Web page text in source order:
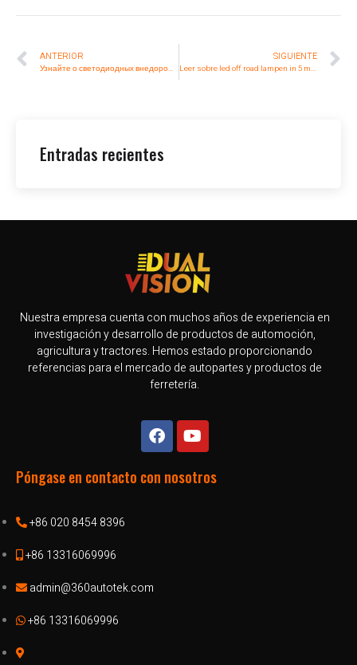
ANTERIOR
Узнайте о светодиодных внедорожных фонарях за 5 минут
SIGUIENTE
Leer sobre led off road lampen in 5 minuten
Entradas recientes
Nuestra empresa cuenta con muchos años de experiencia en
investigación y desarrollo de productos de automoción,
agricultura y tractores. Hemos estado proporcionando
referencias para el mercado de autopartes y productos de
ferretería.
Póngase en contacto con nosotros
+86 020 8454 8396
+86 13316069996
admin@360autotek.com
+86 13316069996